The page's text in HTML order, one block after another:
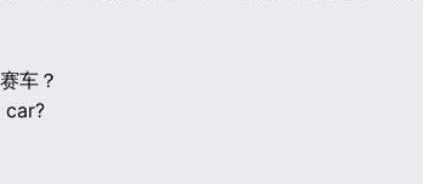
车？
car?